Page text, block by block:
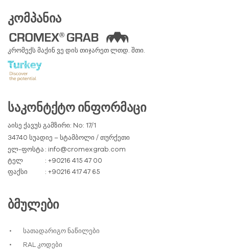
ᲙᲝᲛᲞᲐᲜᲘᲐ
კრომექს მაქინ ვე დის თიჯარეთ ლთდ. შთი.
ᲡᲐᲙᲝᲜᲢᲥᲢᲝ ᲘᲜᲤᲝᲠᲛᲐᲪᲘ
აისე ქავუს გამზირი: No: 17/1
34740 სუადიე – სტამბოლი / თურქეთი
ელ-ფოსტა : info@cromexgrab.com
ტელ
: +90216 415 47 00
ფაქსი
: +90216 417 47 65
ᲑᲛᲣᲚᲔᲑᲘ
სათადარიგო ნაწილები
RAL კოდები